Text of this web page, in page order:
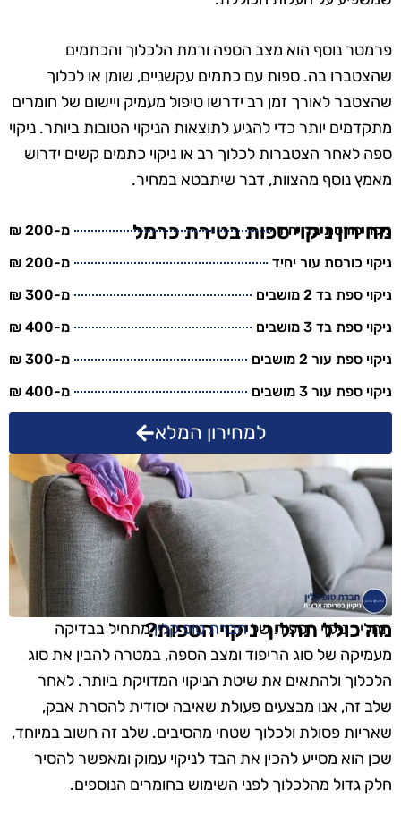
פרמטר נוסף הוא מצב הספה ורמת הלכלוך והכתמים
שהצטברו בה. ספות עם כתמים עקשניים, שומן או לכלוך
שהצטבר לאורך זמן רב ידרשו טיפול מעמיק ויישום של חומרים
מתקדמים יותר כדי להגיע לתוצאות הניקוי הטובות ביותר. ניקוי
ספה לאחר הצטברות לכלוך רב או ניקוי כתמים קשים ידרוש
מאמץ נוסף מהצוות, דבר שיתבטא במחיר.
מחירון ניקוי ספות בטירת כרמל
ניקוי כורסת בד יחיד
מ-200 ₪
ניקוי כורסת עור יחיד
מ-200 ₪
ניקוי ספת בד 2 מושבים
מ-300 ₪
ניקוי ספת בד 3 מושבים
מ-400 ₪
ניקוי ספת עור 2 מושבים
מ-300 ₪
ניקוי ספת עור 3 מושבים
מ-400 ₪
למחירון המלא
מה כולל תהליך ניקוי הספות?
תהליך ניקוי הספות שלחברת טופ קליןמתחיל בבדיקה
מעמיקה של סוג הריפוד ומצב הספה, במטרה להבין את סוג
הלכלוך ולהתאים את שיטת הניקוי המדויקת ביותר. לאחר
שלב זה, אנו מבצעים פעולת שאיבה יסודית להסרת אבק,
שאריות פסולת ולכלוך שטחי מהסיבים. שלב זה חשוב במיוחד,
שכן הוא מסייע להכין את הבד לניקוי עמוק ומאפשר להסיר
חלק גדול מהלכלוך לפני השימוש בחומרים הנוספים.